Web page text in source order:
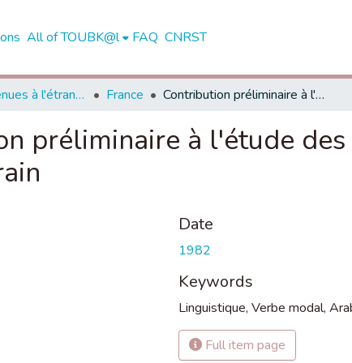
All of TOUBK@l FAQ CNRST
Thèses soutenues à l'étranger France Contribution préliminaire à l'étude des verbes modaux en arabe littéraire contemporain
préliminaire à l'étude
Date
1982
Keywords
Linguistique, Verbe modal,
Full item page